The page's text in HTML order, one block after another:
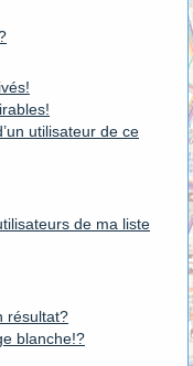
utilisateur de ce
de ma liste
résultat?
blanche!?